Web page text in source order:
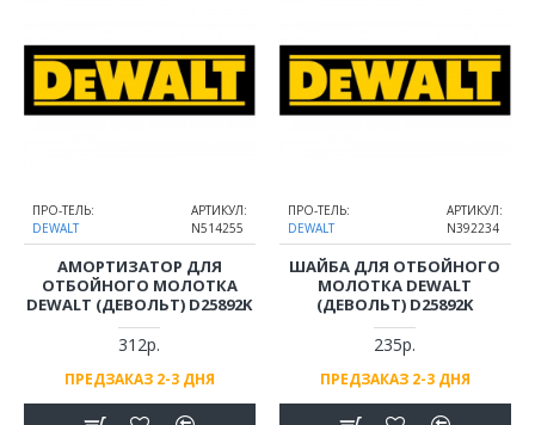
ПРО-ТЕЛЬ:
DEWALT
АРТИКУЛ:
N514255
АМОРТИЗАТОР ДЛЯ
ОТБОЙНОГО МОЛОТКА
DEWALT (ДЕВОЛЬТ) D25892K
312р.
ПРЕДЗАКАЗ 2-3 ДНЯ
ПРО-ТЕЛЬ:
DEWALT
АРТИКУЛ:
N392234
ШАЙБА ДЛЯ ОТБОЙНОГО
МОЛОТКА DEWALT
(ДЕВОЛЬТ) D25892K
235р.
ПРЕДЗАКАЗ 2-3 ДНЯ